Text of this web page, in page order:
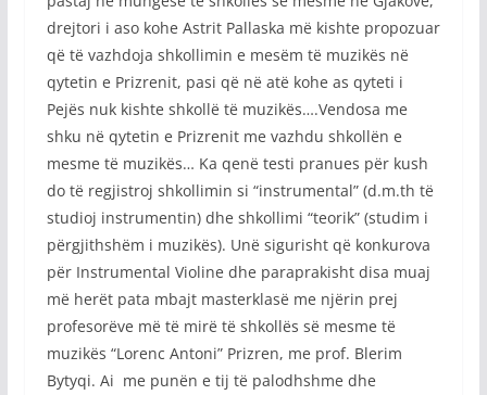
drejtori i aso kohe Astrit Pallaska më kishte propozuar
që të vazhdoja shkollimin e mesëm të muzikës në
qytetin e Prizrenit, pasi që në atë kohe as qyteti i
Pejës nuk kishte shkollë të muzikës….Vendosa me
shku në qytetin e Prizrenit me vazhdu shkollën e
mesme të muzikës… Ka qenë testi pranues për kush
do të regjistroj shkollimin si “instrumental” (d.m.th të
studioj instrumentin) dhe shkollimi “teorik” (studim i
përgjithshëm i muzikës). Unë sigurisht që konkurova
për Instrumental Violine dhe paraprakisht disa muaj
më herët pata mbajt masterklasë me njërin prej
profesorëve më të mirë të shkollës së mesme të
muzikës “Lorenc Antoni” Prizren, me prof. Blerim
Bytyqi. Ai me punën e tij të palodhshme dhe